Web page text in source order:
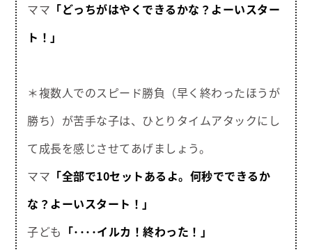
ママ 「どっちがはやくできるかな？よーいスター
ト！」
＊複数人でのスピード勝負（早く終わったほうが
勝ち）が苦手な子は、ひとりタイムアタックにし
て成長を感じさせてあげましょう。
ママ 「全部で10セットあるよ。何秒でできるか
な？よーいスタート！」
子ども 「････イルカ！終わった！」